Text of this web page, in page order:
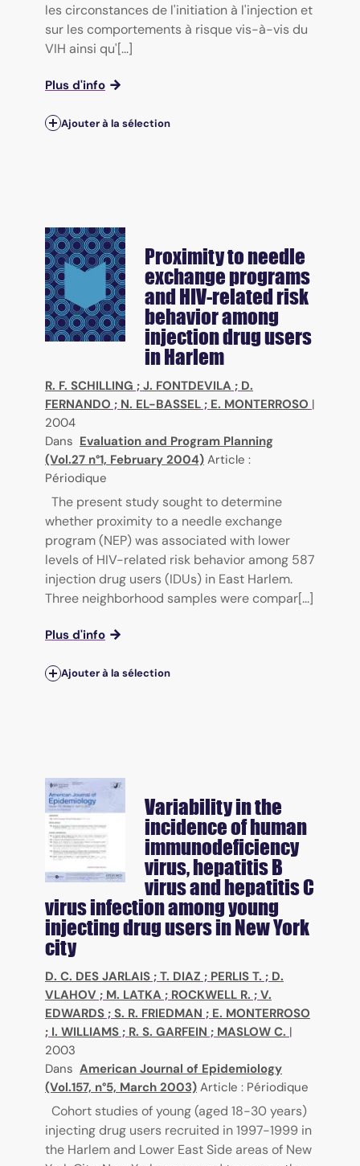
les circonstances de l'initiation à l'injection et
sur les comportements à risque vis-à-vis du
VIH ainsi qu'[...]
Plus d'info
Ajouter à la sélection
Proximity to needle
exchange programs
and HIV-related risk
behavior among
injection drug users
in Harlem
R. F. SCHILLING ; J. FONTDEVILA ; D.
FERNANDO ; N. EL-BASSEL ; E. MONTERROSO |
2004
Dans Evaluation and Program Planning
(Vol.27 n°1, February 2004) Article :
Périodique
The present study sought to determine
whether proximity to a needle exchange
program (NEP) was associated with lower
levels of HIV-related risk behavior among 587
injection drug users (IDUs) in East Harlem.
Three neighborhood samples were compar[...]
Plus d'info
Ajouter à la sélection
Variability in the
incidence of human
immunodeficiency
virus, hepatitis B
virus and hepatitis C
virus infection among young
injecting drug users in New York
city
D. C. DES JARLAIS ; T. DIAZ ; PERLIS T. ; D.
VLAHOV ; M. LATKA ; ROCKWELL R. ; V.
EDWARDS ; S. R. FRIEDMAN ; E. MONTERROSO
; I. WILLIAMS ; R. S. GARFEIN ; MASLOW C. |
2003
Dans American Journal of Epidemiology
(Vol.157, n°5, March 2003) Article : Périodique
Cohort studies of young (aged 18-30 years)
injecting drug users recruited in 1997-1999 in
the Harlem and Lower East Side areas of New